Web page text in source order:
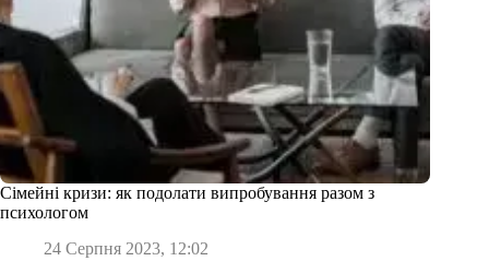
Сімейні кризи: як подолати випробування разом з
психологом
24 Серпня 2023, 12:02